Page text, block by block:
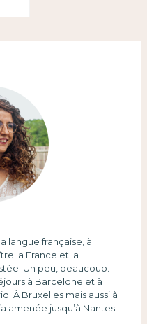
langue française, à
la France et la
Un peu, beaucoup.
à Barcelone et à
À Bruxelles mais aussi à
amenée jusqu’à Nantes.